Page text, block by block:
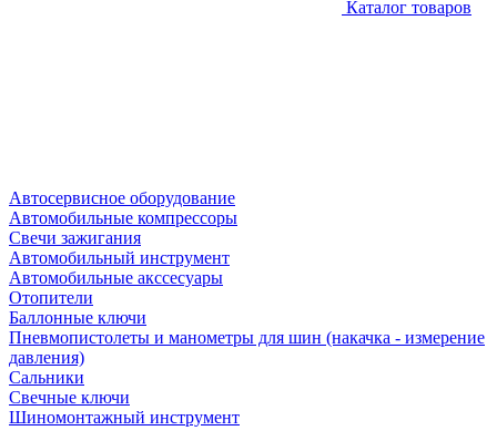
Каталог товаров
Автосервисное оборудование
Автомобильные компрессоры
Свечи зажигания
Автомобильный инструмент
Автомобильные акссесуары
Отопители
Баллонные ключи
Пневмопистолеты и манометры для шин (накачка - измерение
давления)
Сальники
Свечные ключи
Шиномонтажный инструмент